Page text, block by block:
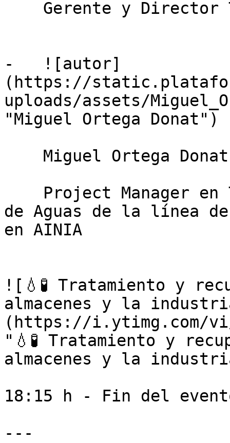
-   ![autor]
(https://
uploads/assets/
"Miguel Ortega Donat")
de Aguas de la línea
en AINIA
![💧🧪 Tratamiento y
almacenes y la
(https://i.ytimg.com/vi/
"💧🧪 Tratamiento y
almacenes y la
18:15 h - Fin del
---